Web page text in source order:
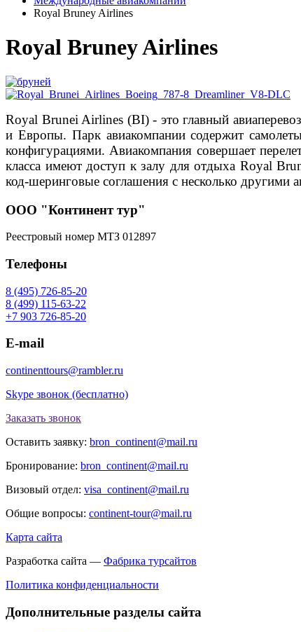
Royal Bruney Airlines
Royal Bruney Airlines
Royal Brunei Airlines (BI) - это главный
и Европы. Парк авиакомпании содержит
конфигурациями. Авиакомпания совершает
класса имеют доступ к залу для отдыха Royal
код-шеринговые соглашения с несколько другими
ООО "Континент тур"
Реестровый номер МТЗ 012897
Телефоны
8 (495) 726-85-20
8 (499) 115-63-22
+7 903 726-85-20
E-mail
continenttours@rambler.ru
Skype звонок (бесплатно)
Заказать звонок
Оставить заявку: bron_continent@mail.ru
Бронирование: bron_continent@mail.ru
Визовый отдел: visa_continent@mail.ru
Общие вопросы: continent-tour@mail.ru
Карта сайта
Разработка сайта — Фабрика турсайтов
Политика конфиденциальности
Дополнительные разделы сайта